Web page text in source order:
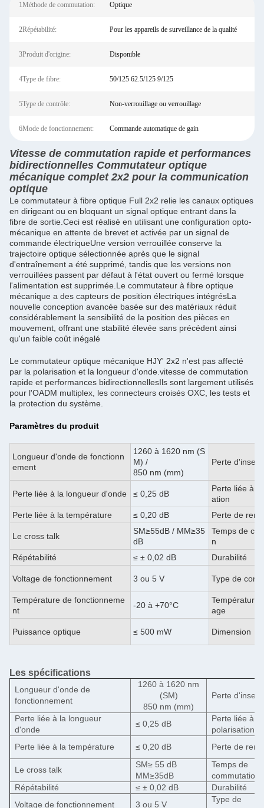
1Méthode de commutation: Optique
2Répétabilité: Pour les appareils de surveillance de la qualité
3Produit d'origine: Disponible
4Type de fibre: 50/125 62.5/125 9/125
5Type de contrôle: Non-verrouillage ou verrouillage
6Mode de fonctionnement: Commande automatique de gain
Vitesse de commutation rapide et performances
bidirectionnelles Commutateur optique
mécanique complet 2x2 pour la communication
optique
Le commutateur à fibre optique Full 2x2 relie les canaux optiques
en dirigeant ou en bloquant un signal optique entrant dans la
fibre de sortie.Ceci est réalisé en utilisant une configuration opto-
mécanique en attente de brevet et activée par un signal de
commande électriqueUne version verrouillée conserve la
trajectoire optique sélectionnée après que le signal
d'entraînement a été supprimé, tandis que les versions non
verrouillées passent par défaut à l'état ouvert ou fermé lorsque
l'alimentation est supprimée.Le commutateur à fibre optique
mécanique a des capteurs de position électriques intégrésLa
nouvelle conception avancée basée sur des matériaux réduit
considérablement la sensibilité de la position des pièces en
mouvement, offrant une stabilité élevée sans précédent ainsi
qu'un faible coût inégalé
Le commutateur optique mécanique HJY' 2x2 n'est pas affecté
par la polarisation et la longueur d'onde.vitesse de commutation
rapide et performances bidirectionnellesIls sont largement utilisés
pour l'OADM multiplex, les connecteurs croisés OXC, les tests et
la protection du système.
Paramètres du produit
Longueur d'onde de fonctionn
ement
1260 à 1620 nm (S
M) /
850 nm (mm)
Perte
Perte liée à la longueur d'onde ≤ 0,25 dB
Perte liée à
ation
Perte liée à la température
≤ 0,20 dB Perte de
Le cross talk
SM≥55dB / MM≥35
dB
Temps de
n
Répétabilité
≤ ± 0,02 dB Durabilité
Voltage de fonctionnement 3 ou 5 V Type de
Température de fonctionneme
nt
-20 à +70°C
Température
age
Puissance optique ≤ 500 mW Dimension
Les spécifications
Longueur d'onde de
fonctionnement
1260 à 1620 nm
(SM)
850 nm (mm)
Perte
Perte liée à la longueur
d'onde
≤ 0,25 dB
Perte liée à la
polarisation
Perte liée à la température
≤ 0,20 dB Perte de
Le cross talk
SM≥ 55 dB
MM≥35dB
Temps de
commutation
Répétabilité
≤ ± 0,02 dB
Durabilité
Voltage de fonctionnement
3 ou 5 V
Type de